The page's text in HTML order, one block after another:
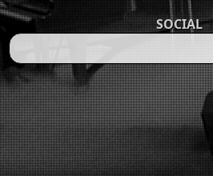
SOCIAL